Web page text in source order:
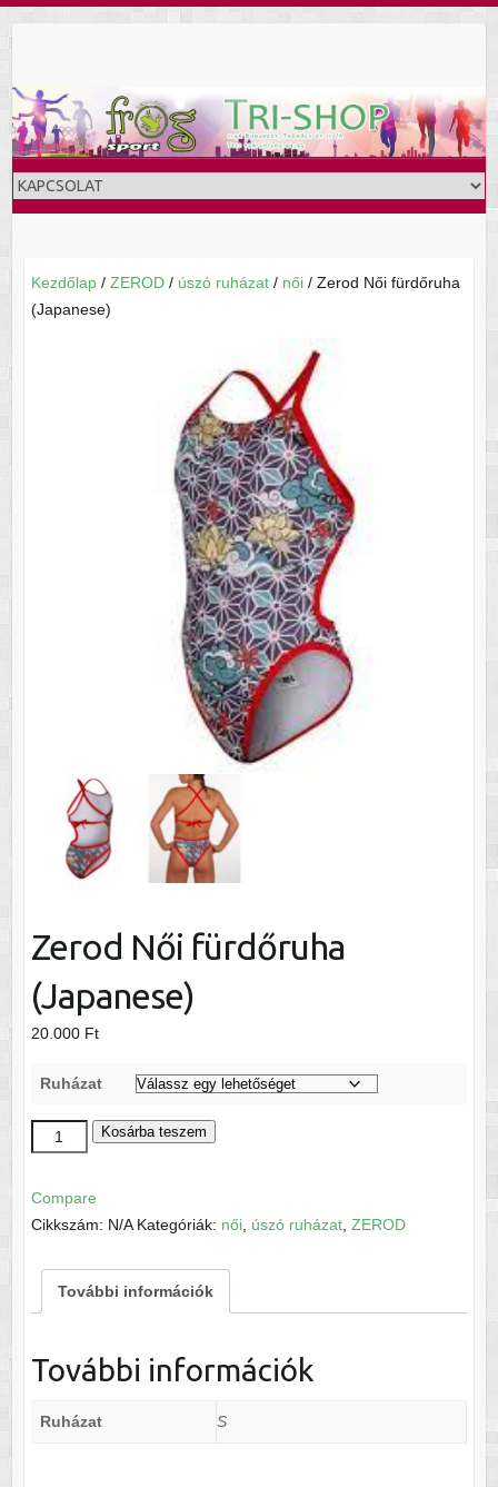
Kezdőlap/ ZEROD/ úszó ruházat/ női/ Zerod Női fürdőruha
(Japanese)
Zerod Női fürdőruha
(Japanese)
20.000 Ft
Ruházat
Zerod
Női
(Japanese)
Kosárba teszem
Compare
Cikkszám: N/A Kategóriák: női, úszó ruházat, ZEROD
További információk
További információk
Ruházat S